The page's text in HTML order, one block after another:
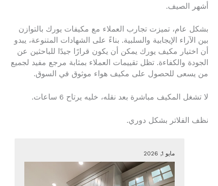
أشهر الصيف.
بشكل عام، تميزت تجارب العملاء مع مكيفات يورك بالتوازن
بين الآراء الإيجابية والسلبية. بناءً على الشهادات المتنوعة، يبدو
أن اختيار مكيف يورك يمكن أن يكون قرارًا جيدًا للباحثين عن
الجودة والكفاءة. تظل تقييمات العملاء بمثابة مرجع مفيد لجميع
من يسعى للحصول على مكيف هواء موثوق في السوق.
لا تشغل المكيف مباشرة بعد نقله، خليه يرتاح 6 ساعات.
نظف الفلاتر بشكل دوري.
مايو 1, 2026